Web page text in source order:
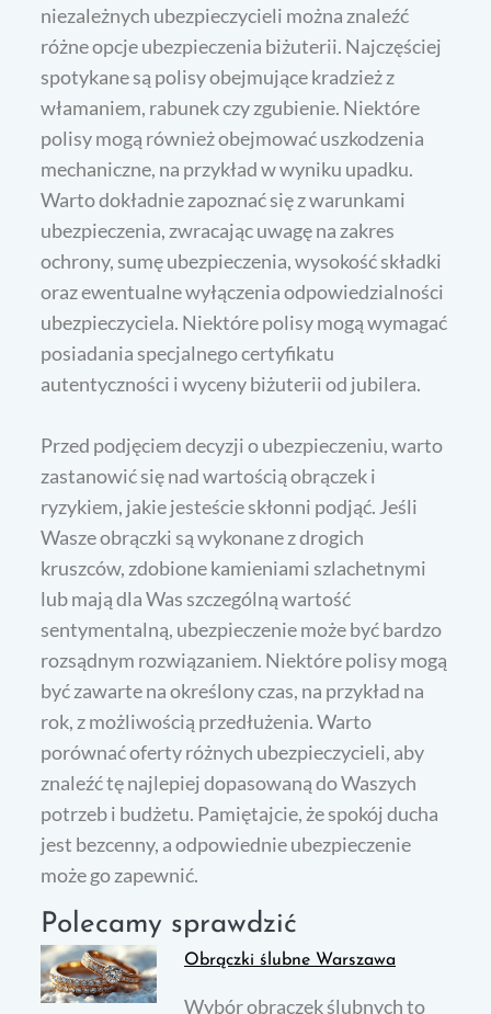
niezależnych ubezpieczycieli można znaleźć
różne opcje ubezpieczenia biżuterii. Najczęściej
spotykane są polisy obejmujące kradzież z
włamaniem, rabunek czy zgubienie. Niektóre
polisy mogą również obejmować uszkodzenia
mechaniczne, na przykład w wyniku upadku.
Warto dokładnie zapoznać się z warunkami
ubezpieczenia, zwracając uwagę na zakres
ochrony, sumę ubezpieczenia, wysokość składki
oraz ewentualne wyłączenia odpowiedzialności
ubezpieczyciela. Niektóre polisy mogą wymagać
posiadania specjalnego certyfikatu
autentyczności i wyceny biżuterii od jubilera.
Przed podjęciem decyzji o ubezpieczeniu, warto
zastanowić się nad wartością obrączek i
ryzykiem, jakie jesteście skłonni podjąć. Jeśli
Wasze obrączki są wykonane z drogich
kruszców, zdobione kamieniami szlachetnymi
lub mają dla Was szczególną wartość
sentymentalną, ubezpieczenie może być bardzo
rozsądnym rozwiązaniem. Niektóre polisy mogą
być zawarte na określony czas, na przykład na
rok, z możliwością przedłużenia. Warto
porównać oferty różnych ubezpieczycieli, aby
znaleźć tę najlepiej dopasowaną do Waszych
potrzeb i budżetu. Pamiętajcie, że spokój ducha
jest bezcenny, a odpowiednie ubezpieczenie
może go zapewnić.
Polecamy sprawdzić
Obrączki ślubne Warszawa
Wybór obrączek ślubnych to